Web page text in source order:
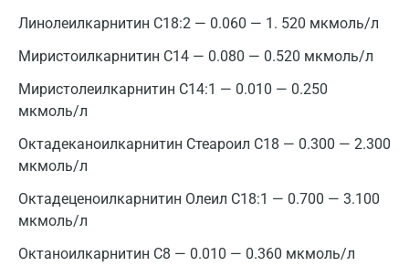
Линолеилкарнитин С18:2 — 0.060 — 1. 520 мкмоль/л
Миристоилкарнитин С14 — 0.080 — 0.520 мкмоль/л
Миристолеилкарнитин С14:1 — 0.010 — 0.250
мкмоль/л
Октадеканоилкарнитин Стеароил С18 — 0.300 — 2.300
мкмоль/л
Октадеценоилкарнитин Олеил С18:1 — 0.700 — 3.100
мкмоль/л
Октаноилкарнитин С8 — 0.010 — 0.360 мкмоль/л
Воронеж
Всеволожск
Геленджик
Голубое